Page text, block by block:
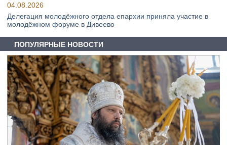
04.08.2026
Делегация молодёжного отдела епархии приняла участие в
молодёжном форуме в Дивеево
ПОПУЛЯРНЫЕ НОВОСТИ